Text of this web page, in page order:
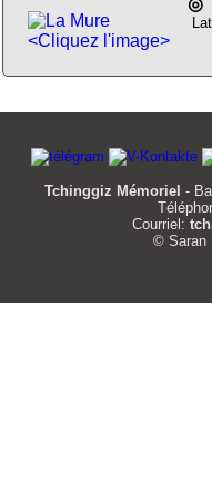
<Cliquez l'image>
Tchinggiz Mémoriel -
Courriel:
© Saran